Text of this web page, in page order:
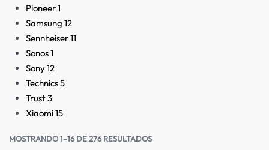
Pioneer1
Samsung 12
Sennheiser11
Sonos1
Sony12
Technics5
Trust3
Xiaomi15
MOSTRANDO 1–16 DE 276 RESULTADOS